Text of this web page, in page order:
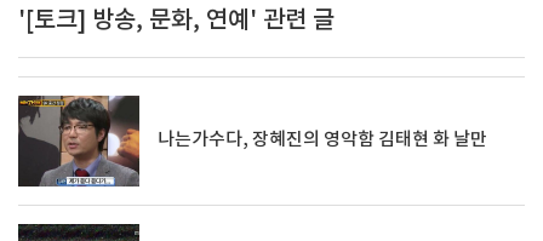
'[토크] 방송, 문화, 연예' 관련 글
나는가수다, 장혜진의 영악함 김태현 화 날만